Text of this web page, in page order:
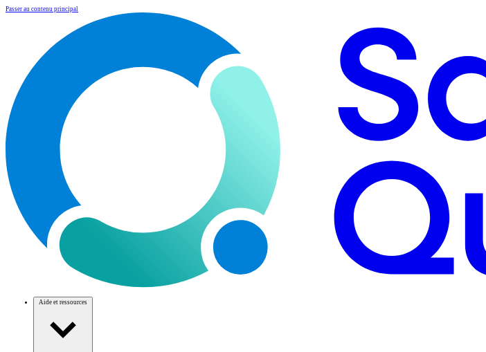
Passer au contenu principal
Aide et ressources